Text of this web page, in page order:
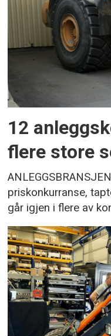
12
flere store
priskonkurranse,
går igjen i flere av